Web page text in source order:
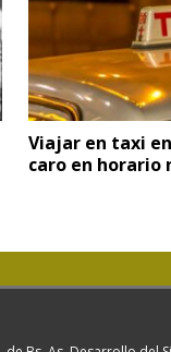
Viajar en taxi
caro en horario